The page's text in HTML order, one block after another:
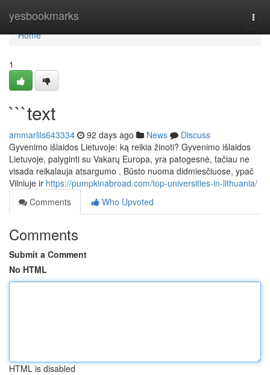
yesbookmarks
Home
Home
1
```text
ammarlils643334 92 days ago News
Discuss
Gyvenimo išlaidos Lietuvoje: ką reikia žinoti? Gyvenimo išlaidos
Lietuvoje, palyginti su Vakarų Europa, yra patogesnė, tačiau ne
visada reikalauja atsargumo . Būsto nuoma didmiesčiuose, ypač
Vilniuje ir https://pumpkinabroad.com/top-universities-in-lithuania/
Comments
Who Upvoted
Comments
Submit a Comment
No HTML
HTML is disabled